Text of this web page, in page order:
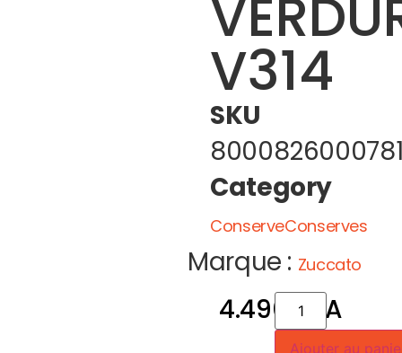
V314
SKU
Category
ConserveConserves
Marque : Zuccato
4.490 CFA
Ajouter au